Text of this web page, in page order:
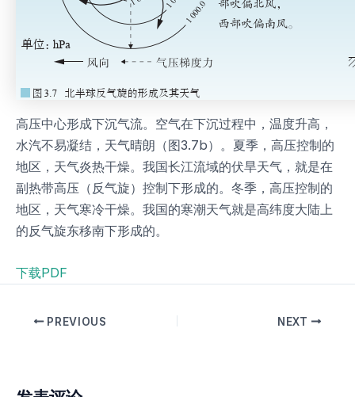
高压中心形成下沉气流。空气在下沉过程中，温度升高，
水汽不易凝结，天气晴朗（图3.7b）。夏季，高压控制的
地区，天气炎热干燥。我国长江流域的伏旱天气，就是在
副热带高压（反气旋）控制下形成的。冬季，高压控制的
地区，天气寒冷干燥。我国的寒潮天气就是高纬度大陆上
的反气旋东移南下形成的。
下载PDF
PREVIOUS NEXT